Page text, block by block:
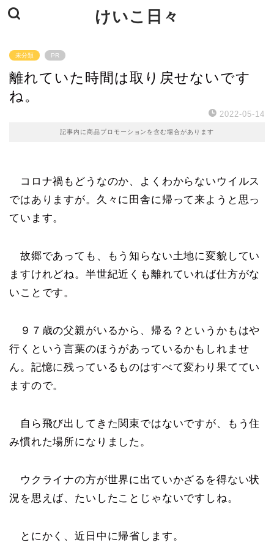
けいこ日々
未分類 PR
離れていた時間は取り戻せないです
ね。
2022-05-14
記事内に商品プロモーションを含む場合があります
コロナ禍もどうなのか、よくわからないウイルス
ではありますが。久々に田舎に帰って来ようと思っ
ています。
故郷であっても、もう知らない土地に変貌してい
ますけれどね。半世紀近くも離れていれば仕方がな
いことです。
９７歳の父親がいるから、帰る？というかもはや
行くという言葉のほうがあっているかもしれませ
ん。記憶に残っているものはすべて変わり果ててい
ますので。
自ら飛び出してきた関東ではないですが、もう住
み慣れた場所になりました。
ウクライナの方が世界に出ていかざるを得ない状
況を思えば、たいしたことじゃないですしね。
とにかく、近日中に帰省します。